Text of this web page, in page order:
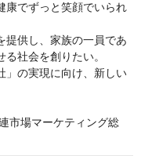
康でずっと笑顔でいられ
提供し、家族の一員であ
社会を創りたい。
」の実現に向け、新しい
市場マーケティング総